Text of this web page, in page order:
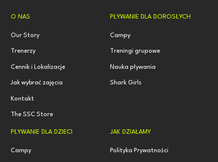
O NAS
Our Story
Trenerzy
Cennik i Lokalizacje
Jak wybrać zajęcia
Kontakt
The SSC Store
PŁYWANIE DLA DOROSŁYCH
Campy
Treningi grupowe
Nauka pływania
Shark Girls
PŁYWANIE DLA DZIECI
Campy
JAK DZIAŁAMY
Polityka Prywatności